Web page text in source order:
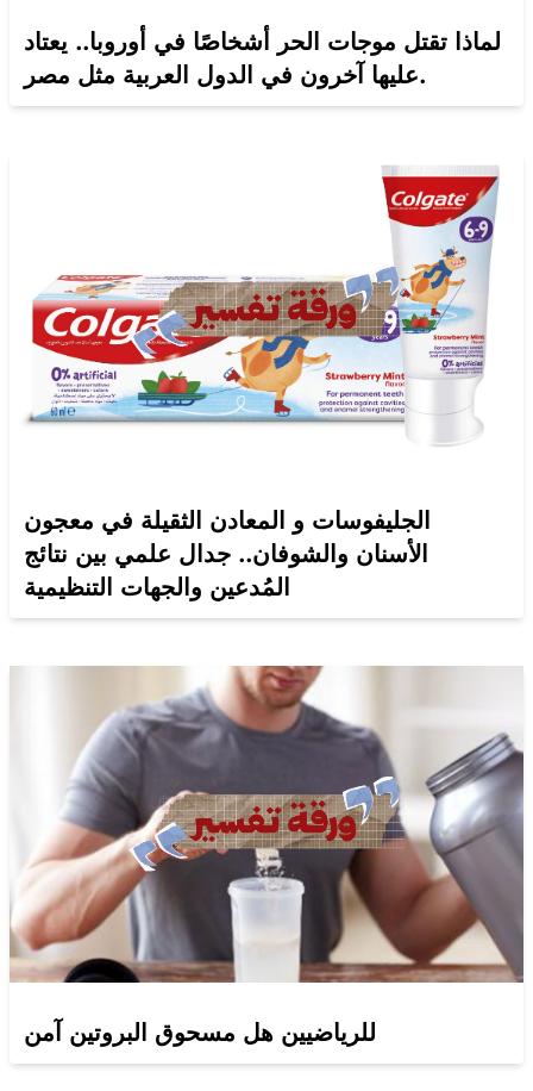
لماذا تقتل موجات الحر أشخاصًا في أوروبا.. يعتاد
عليها آخرون في الدول العربية مثل مصر.
الجليفوسات و المعادن الثقيلة في معجون
الأسنان والشوفان.. جدال علمي بين نتائج
المُدعين والجهات التنظيمية
للرياضيين هل مسحوق البروتين آمن